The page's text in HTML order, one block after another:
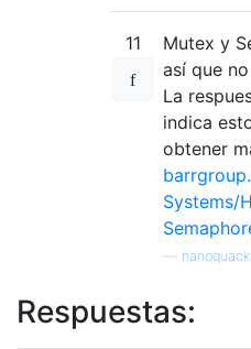
11
Mutex y
así que
La
indica
obtener
Systems/
nanoquack
Respuestas: